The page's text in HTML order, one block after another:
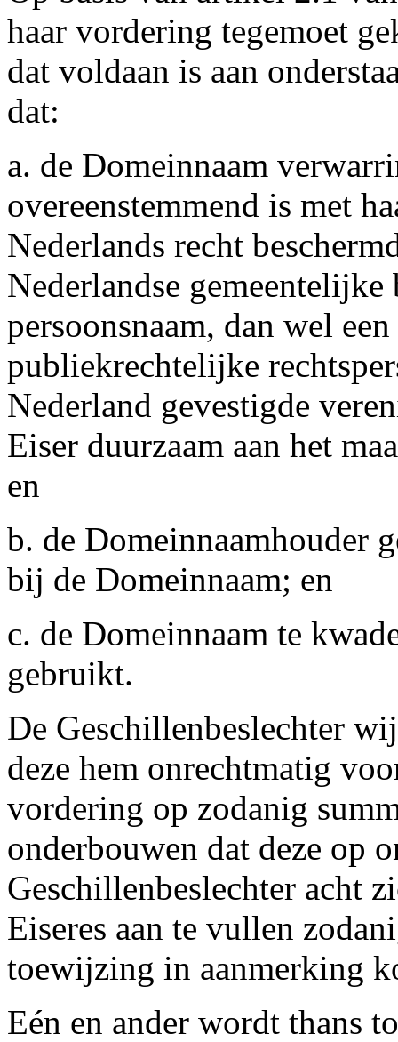
haar vordering tegemoet
dat voldaan is aan
dat:
a. de Domeinnaam
overeenstemmend is met
Nederlands recht
Nederlandse
persoonsnaam, dan wel
publiekrechtelijke
Nederland gevestigde
Eiser duurzaam aan het
en
b. de Domeinnaamhouder
bij de Domeinnaam; en
c. de Domeinnaam te
gebruikt.
De Geschillenbeslechter
deze hem onrechtmatig
vordering op zodanig
onderbouwen dat deze op
Geschillenbeslechter acht
Eiseres aan te vullen
toewijzing in aanmerking
Eén en ander wordt thans